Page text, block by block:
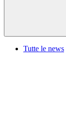
Tutte le news